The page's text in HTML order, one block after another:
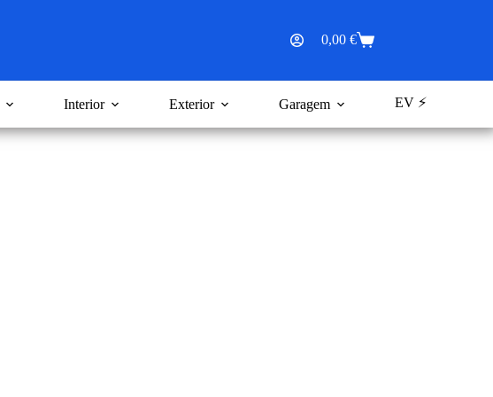
Carrinho
compras
0,00 €
Interior Exterior Garagem EV ⚡